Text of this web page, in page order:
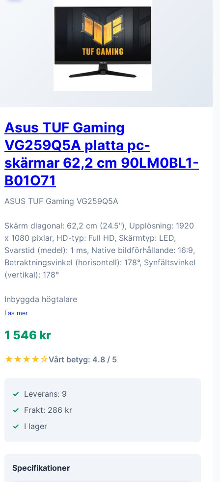
Asus TUF Gaming
VG259Q5A platta pc-
skärmar 62,2 cm 90LM0BL1-
B01O71
ASUS TUF Gaming VG259Q5A
Skärm diagonal: 62,2 cm (24.5"), Upplösning: 1920
x 1080 pixlar, HD-typ: Full HD, Skärmtyp: LED,
Svarstid (medel): 1 ms, Native bildförhållande: 16:9,
Betraktningsvinkel (horisontell): 178°, Synfältsvinkel
(vertikal): 178°
Inbyggda högtalare
Läs mer
1 546 kr
★★★★☆Vårt betyg: 4.8 / 5
Leverans: 9
Frakt: 286 kr
I lager
Specifikationer